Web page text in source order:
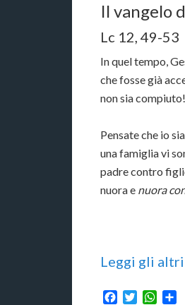
Il vangelo
Lc 12, 49-53
In quel tempo,
che fosse già
non sia compiuto!
Pensate che io
una famiglia vi
padre contro
nuora e nuora
Leggi gli
Facebook
Twitter